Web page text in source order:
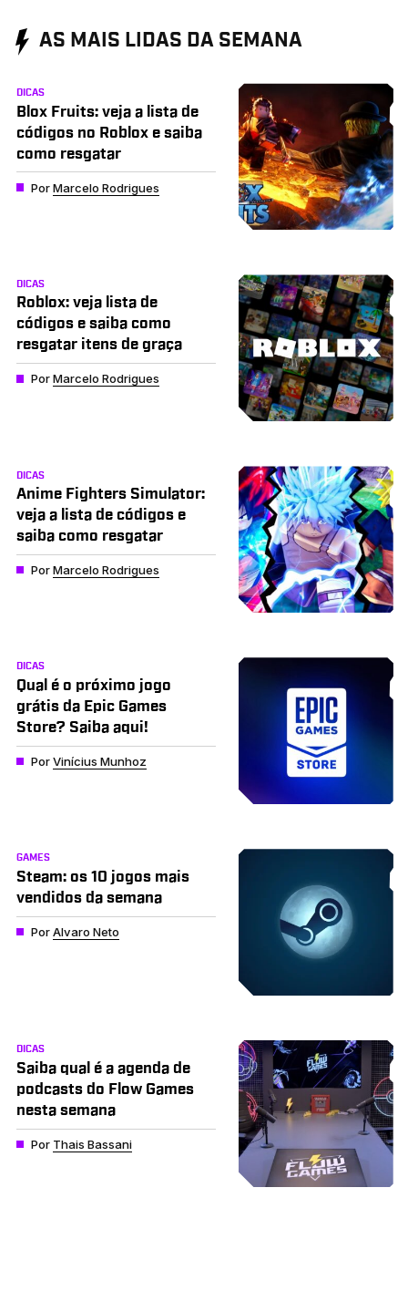
AS MAIS LIDAS DA SEMANA
DICAS
Blox Fruits: veja a lista de
códigos no Roblox e saiba
como resgatar
PorMarcelo Rodrigues
DICAS
Roblox: veja lista de
códigos e saiba como
resgatar itens de graça
PorMarcelo Rodrigues
DICAS
Anime Fighters Simulator:
veja a lista de códigos e
saiba como resgatar
PorMarcelo Rodrigues
DICAS
Qual é o próximo jogo
grátis da Epic Games
Store? Saiba aqui!
PorVinícius Munhoz
GAMES
Steam: os 10 jogos mais
vendidos da semana
PorAlvaro Neto
DICAS
Saiba qual é a agenda de
podcasts do Flow Games
nesta semana
Por Thais Bassani